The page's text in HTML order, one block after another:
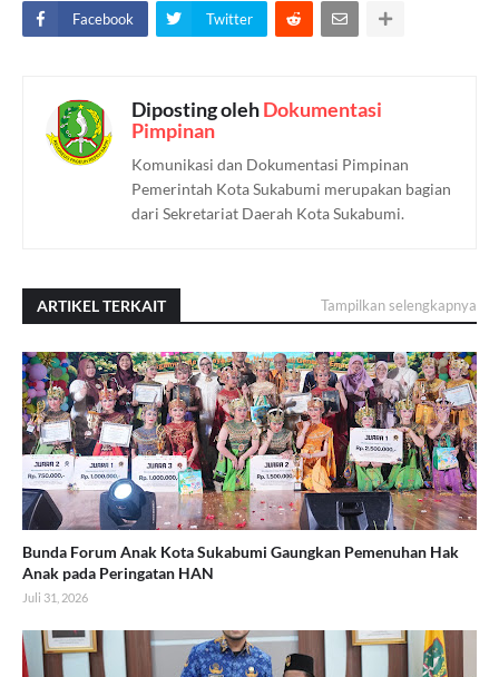
Facebook Twitter
Diposting olehDokumentasi
Pimpinan
Komunikasi dan Dokumentasi Pimpinan
Pemerintah Kota Sukabumi merupakan bagian
dari Sekretariat Daerah Kota Sukabumi.
ARTIKEL TERKAIT Tampilkan selengkapnya
Bunda Forum Anak Kota Sukabumi Gaungkan Pemenuhan Hak
Anak pada Peringatan HAN
Juli 31, 2026